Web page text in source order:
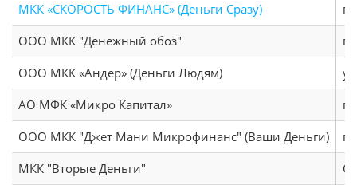
МКК «СКОРОСТЬ ФИНАНС» (Деньги Сразу)
ООО МКК "Денежный обоз"
ООО МКК «Андер» (Деньги Людям)
АО МФК «Микро Капитал»
г.
ООО МКК "Джет Мани Микрофинанс" (Ваши Деньги)
г.
МКК "Вторые Деньги"